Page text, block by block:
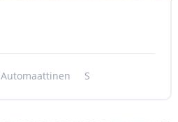
Automaattinen S